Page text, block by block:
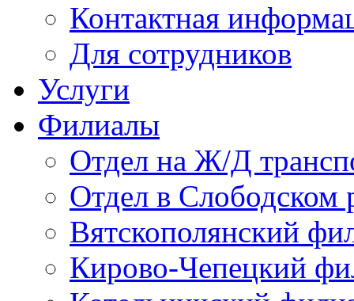
Контактная
Для сотрудников
Услуги
Филиалы
Отдел на Ж/Д
Отдел в Слободском
Вятскополянский
Кирово-Чепецкий